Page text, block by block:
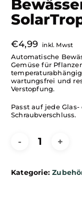
€4,99 inkl. Mwst
Automatische
Gemüse für
wartungsfrei und
Verstopfung.
Passt auf jede
Schraubverschluss.
Kategorie: